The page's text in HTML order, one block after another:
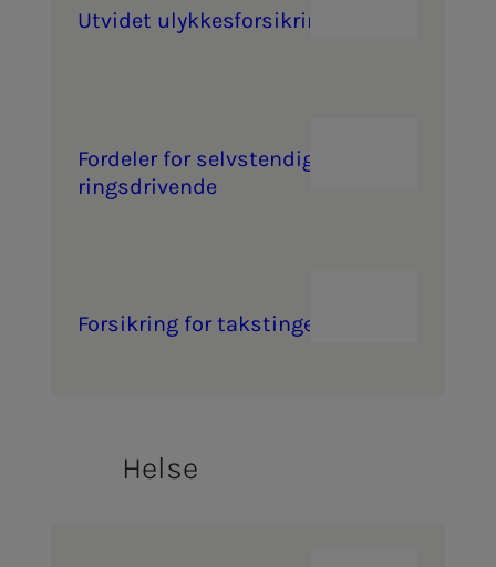
Ut­vi­­­det ulyk­­­kes­­­for­­­sik­ring
For­­­de­­­ler for selv­­­s­­ten­­­dig næ­­­
rings­­­dri­­­ven­­­de
For­­­sik­ring for taks­t­in­­­ge­­­ni­ør
Helse